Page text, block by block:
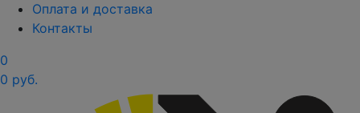
Оплата и доставка
Контакты
0
0 руб.